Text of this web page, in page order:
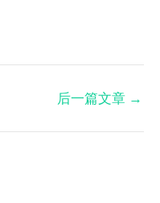
后一篇文章 →